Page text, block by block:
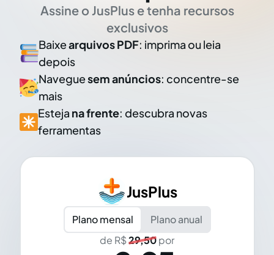
Assine o JusPlus e tenha recursos
exclusivos
Baixearquivos PDF: imprima ou leia
depois
Naveguesem anúncios: concentre-se
mais
Esteja na frente: descubra novas
ferramentas
JusPlus
Plano mensal
Plano anual
de R$29,50por